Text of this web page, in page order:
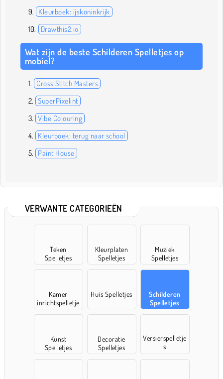
Kleurboek: ijskoninkrijk
Drawthis2.io
Wat zijn de beste Schilderen Spelletjes op
mobiel?
Cross Stitch Masters
SuperPixelint
Vibe Colouring
Kleurboek: terug naar school
Paint House
VERWANTE CATEGORIEËN
Teken
Spelletjes
Kleurplaten
Spelletjes
Muziek
Spelletjes
Kamer
inrichtspelletje
s
Huis Spelletjes
Schilderen
Spelletjes
Kunst
Spelletjes
Decoratie
Spelletjes
Versierspelletje
s